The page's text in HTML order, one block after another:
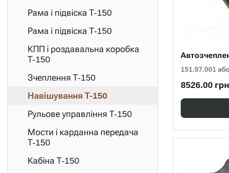
Рама і підвіска Т-150
Рама і підвіска Т-150
КПП і роздавальна коробка
Т-150
Зчеплення Т-150
Навішування Т-150
Рульове управління Т-150
Мости і карданна передача
Т-150
Кабіна Т-150
151.97.001
8526.00